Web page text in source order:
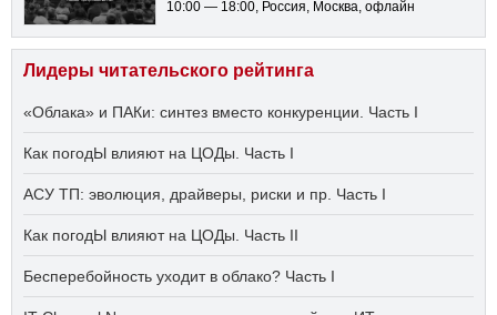
10:00 — 18:00, Россия, Москва, офлайн
Лидеры читательского рейтинга
«Облака» и ПАКи: синтез вместо конкуренции. Часть I
Как погодЫ влияют на ЦОДы. Часть I
АСУ ТП: эволюция, драйверы, риски и пр. Часть I
Как погодЫ влияют на ЦОДы. Часть II
Бесперебойность уходит в облако? Часть I